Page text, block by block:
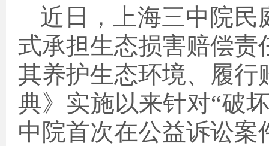
近日 ，上海三中院民
式承担生态损害赔偿责
其养护生态环境、履行
典》实施以来针对“破
中院首次在公益诉讼